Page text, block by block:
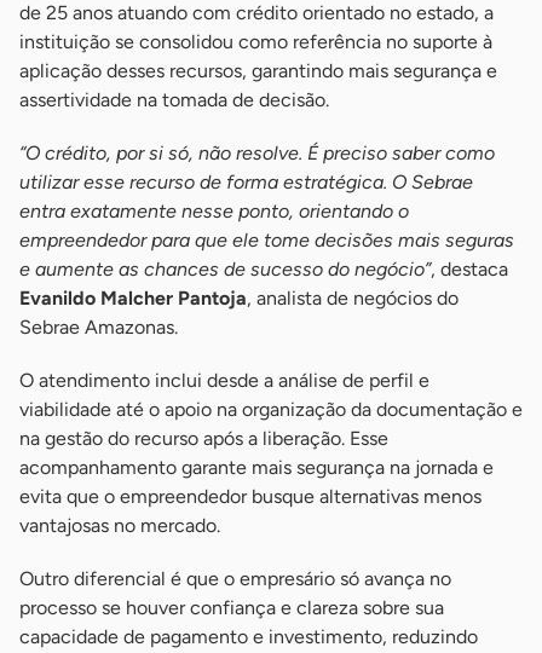
de 25 anos atuando com crédito orientado no estado, a
instituição se consolidou como referência no suporte à
aplicação desses recursos, garantindo mais segurança e
assertividade na tomada de decisão.
“O crédito, por si só, não resolve. É preciso saber como
utilizar esse recurso de forma estratégica. O Sebrae
entra exatamente nesse ponto, orientando o
empreendedor para que ele tome decisões mais seguras
e aumente as chances de sucesso do negócio”, destaca
Evanildo Malcher Pantoja, analista de negócios do
Sebrae Amazonas.
O atendimento inclui desde a análise de perfil e
viabilidade até o apoio na organização da documentação e
na gestão do recurso após a liberação. Esse
acompanhamento garante mais segurança na jornada e
evita que o empreendedor busque alternativas menos
vantajosas no mercado.
Outro diferencial é que o empresário só avança no
processo se houver confiança e clareza sobre sua
capacidade de pagamento e investimento, reduzindo